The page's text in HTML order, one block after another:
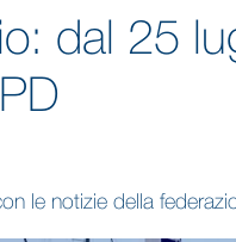
dal 25
le notizie della